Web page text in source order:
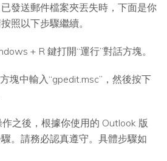
發送郵件檔案夾丟失時，下面是你
照以下步驟繼續。
+ R 鍵打開“運行”對話方塊。
塊中輸入“gpedit.msc”，然後按下
之後，根據你使用的 Outlook 版
。請務必認真遵守。具體步驟如